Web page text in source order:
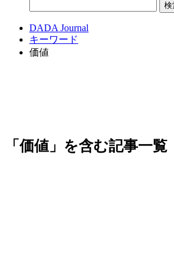
DADA Journal
キーワード
価値
「価値」を含む記事一覧